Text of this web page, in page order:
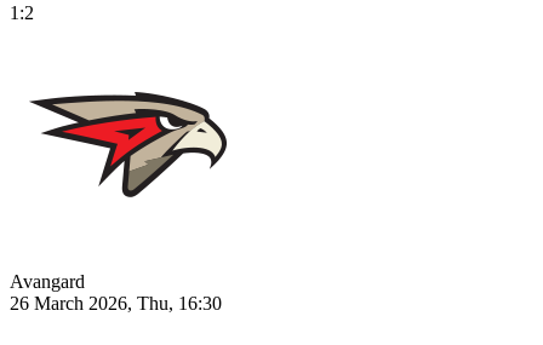
1:2
Avangard
26 March 2026, Thu, 16:30